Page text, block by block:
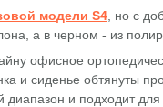
модели S4 , но с
а в черном - из
офисное
и сиденье обтянуты
диапазон и подходит